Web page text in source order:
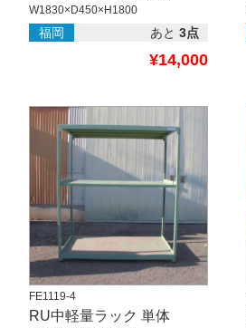
W1830×D450×H1800
福岡 あと3点
¥14,000
FE1119-4
RU中軽量ラック 単体